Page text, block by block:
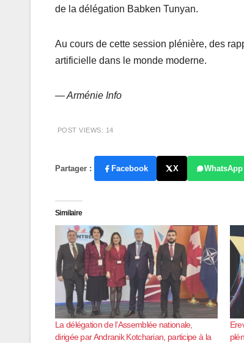
de la délégation Babken Tunyan.
Au cours de cette session plénière, des
artificielle dans le monde moderne.
— Arménie Info
POST VIEWS: 14
Partager : Facebook X WhatsApp
Similaire
La délégation de l’Assemblée nationale,
dirigée par Andranik Kotcharian, participe à la